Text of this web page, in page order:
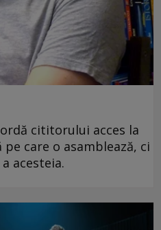
cititorului acces la
care o asamblează, ci
acesteia.